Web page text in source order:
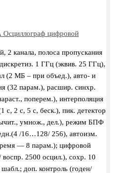
цифровой
2 канала, полоса пропускания
1 ГГц (эквив. 25 ГГц),
(2 МБ – при объед.), авто- и
(32 парам.), расшир. синхр.
поперем.), интерполяция
с, 2 с, 5 с, беск.), пик. детектор
умнож., дел.), режим БПФ
/16…128/ 256), автоизм.
— 8 парам.); цифровой
воспр. 2500 осцил.), сохр. 10
доп. контроль (годен/